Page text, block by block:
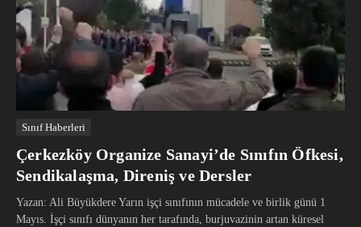
Sınıf Haberleri
Çerkezköy Organize Sanayi’de Sınıfın Öfkesi,
Sendikalaşma, Direniş ve Dersler
Yazan: Ali Büyükdere Yarın işçi sınıfının mücadele ve birlik günü 1
Mayıs. İşçi sınıfı dünyanın her tarafında, burjuvazinin artan küresel